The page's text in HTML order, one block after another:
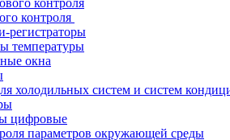
контроля
регистраторы
температуры
окна
холодильных систем и систем
цифровые